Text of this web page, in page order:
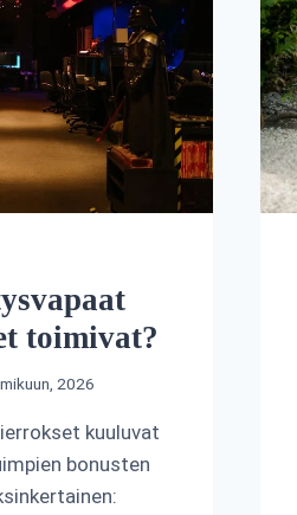
toimivat?
2026
kuuluvat
bonusten